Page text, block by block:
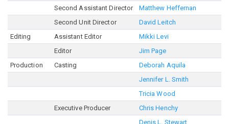
Second Assistant Director
Matthew Heffernan
Second Unit Director
David Leitch
Editing
Assistant Editor
Mikki Levi
Editor
Jim Page
Production
Casting
Deborah Aquila
Jennifer L. Smith
Tricia Wood
Executive Producer
Chris Henchy
Denis L. Stewart